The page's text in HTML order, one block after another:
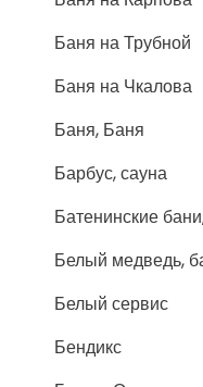
Баня на Трубной
Баня на Чкалова
Баня, Баня
Барбус, сауна
Батенинские
Белый медведь,
Белый сервис
Бендикс